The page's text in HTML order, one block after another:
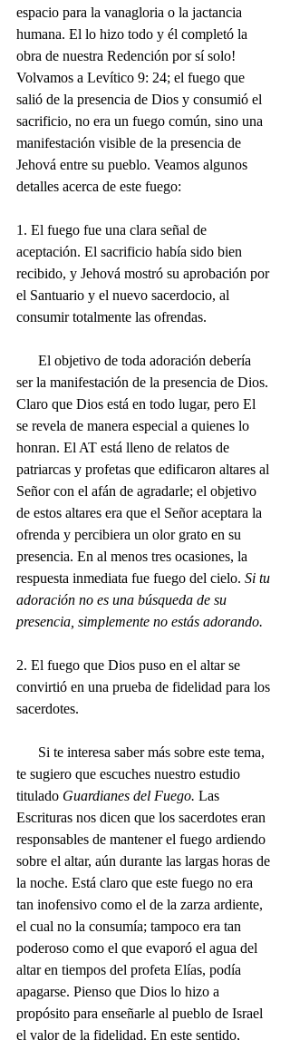
espacio para la vanagloria o la jactancia
humana. El lo hizo todo y él completó la
obra de nuestra Redención por sí solo!
Volvamos a Levítico 9: 24; el fuego que
salió de la presencia de Dios y consumió el
sacrificio, no era un fuego común, sino una
manifestación visible de la presencia de
Jehová entre su pueblo. Veamos algunos
detalles acerca de este fuego:
1. El fuego fue una clara señal de
aceptación. El sacrificio había sido bien
recibido, y Jehová mostró su aprobación por
el Santuario y el nuevo sacerdocio, al
consumir totalmente las ofrendas.
ser la manifestación de la presencia de Dios.
Claro que Dios está en todo lugar, pero El
se revela de manera especial a quienes lo
honran. El AT está lleno de relatos de
patriarcas y profetas que edificaron altares al
Señor con el afán de agradarle; el objetivo
de estos altares era que el Señor aceptara la
ofrenda y percibiera un olor grato en su
presencia. En al menos tres ocasiones, la
respuesta inmediata fue fuego del cielo. Si tu
adoración no es una búsqueda de su
presencia, simplemente no estás adorando.
2. El fuego que Dios puso en el altar se
convirtió en una prueba de fidelidad para los
sacerdotes.
te sugiero que escuches nuestro estudio
titulado Guardianes del Fuego. Las
Escrituras nos dicen que los sacerdotes eran
responsables de mantener el fuego ardiendo
sobre el altar, aún durante las largas horas de
la noche. Está claro que este fuego no era
tan inofensivo como el de la zarza ardiente,
el cual no la consumía; tampoco era tan
poderoso como el que evaporó el agua del
altar en tiempos del profeta Elías, podía
apagarse. Pienso que Dios lo hizo a
propósito para enseñarle al pueblo de Israel
el valor de la fidelidad. En este sentido,